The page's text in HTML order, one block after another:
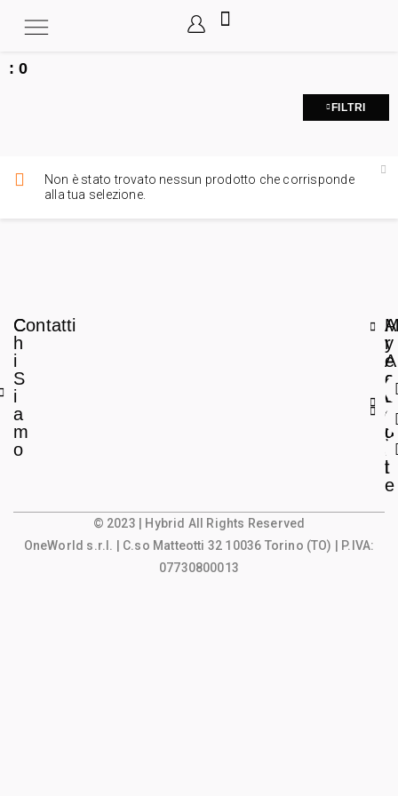
:0
FILTRI
Non è stato trovato nessun prodotto che corrisponde
alla tua selezione.
C
h
i
S
i
a
m
o
Contatti
A
r
e
a
L
e
g
l
e
y
A
c
c
o
u
t
© 2023 | Hybrid All Rights Reserved
OneWorld s.r.l.
| C.so Matteotti 32 10036 Torino (TO) | P.IVA:
07730800013